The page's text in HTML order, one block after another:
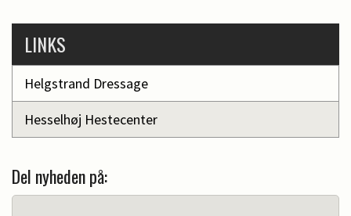
LINKS
Helgstrand Dressage
Hesselhøj Hestecenter
Del nyheden på: